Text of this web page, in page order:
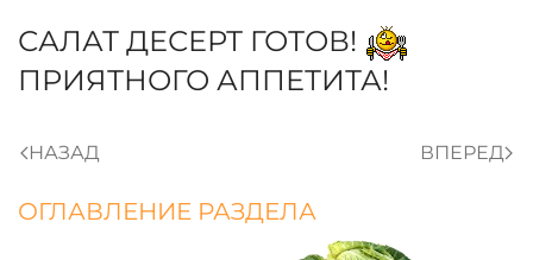
САЛАТ ДЕСЕРТ ГОТОВ!
ПРИЯТНОГО АППЕТИТА!
НАЗАД ВПЕРЕД
ОГЛАВЛЕНИЕ РАЗДЕЛА